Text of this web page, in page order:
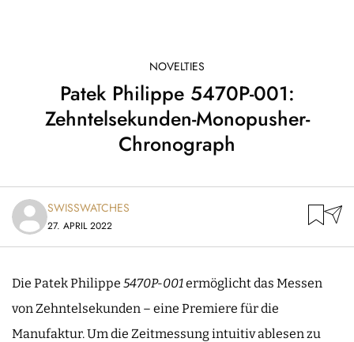
NOVELTIES
Patek Philippe 5470P-001:
Zehntelsekunden-Monopusher-
Chronograph
SWISSWATCHES
27. APRIL 2022
Die Patek Philippe 5470P-001ermöglicht das Messen
von Zehntelsekunden – eine Premiere für die
Manufaktur. Um die Zeitmessung intuitiv ablesen zu